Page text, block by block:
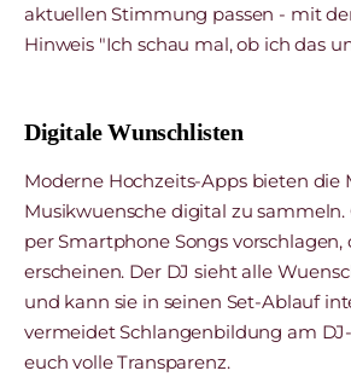
aktuellen Stimmung passen - mit
Hinweis "Ich schau mal, ob ich das
Digitale Wunschlisten
Moderne Hochzeits-Apps bieten die
Musikwuensche digital zu sammeln.
per Smartphone Songs vorschlagen,
erscheinen. Der DJ sieht alle
und kann sie in seinen Set-Ablauf
vermeidet Schlangenbildung am
euch volle Transparenz.